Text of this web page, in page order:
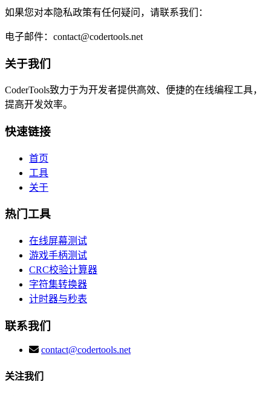
如果您对本隐私政策有任何疑问，请联系我们：
电子邮件：contact@codertools.net
关于我们
CoderTools致力于为开发者提供高效、便捷的在线编程工具，
提高开发效率。
快速链接
首页
工具
关于
热门工具
在线屏幕测试
游戏手柄测试
CRC校验计算器
字符集转换器
计时器与秒表
联系我们
contact@codertools.net
关注我们